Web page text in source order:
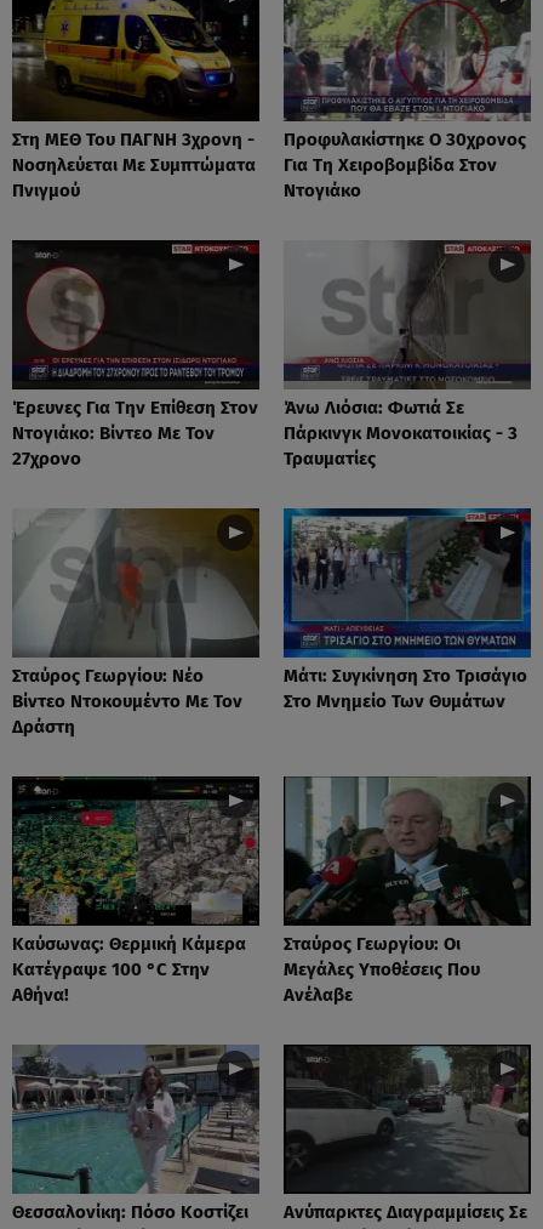
Στη ΜΕΘ Του ΠΑΓΝΗ 3χρονη -
Νοσηλεύεται Με Συμπτώματα
Πνιγμού
Προφυλακίστηκε Ο 30χρονος
Για Τη Χειροβομβίδα Στον
Ντογιάκο
Έρευνες Για Την Επίθεση Στον
Ντογιάκο: Βίντεο Με Τον
27χρονο
Άνω Λιόσια: Φωτιά Σε
Πάρκινγκ Μονοκατοικίας - 3
Τραυματίες
Σταύρος Γεωργίου: Νέο
Βίντεο Ντοκουμέντο Με Τον
Δράστη
Μάτι: Συγκίνηση Στο Τρισάγιο
Στο Μνημείο Των Θυμάτων
Καύσωνας: Θερμική Κάμερα
Κατέγραψε 100 °C Στην
Αθήνα!
Σταύρος Γεωργίου: Οι
Μεγάλες Υποθέσεις Που
Ανέλαβε
Θεσσαλονίκη: Πόσο Κοστίζει
Ανύπαρκτες Διαγραμμίσεις Σε